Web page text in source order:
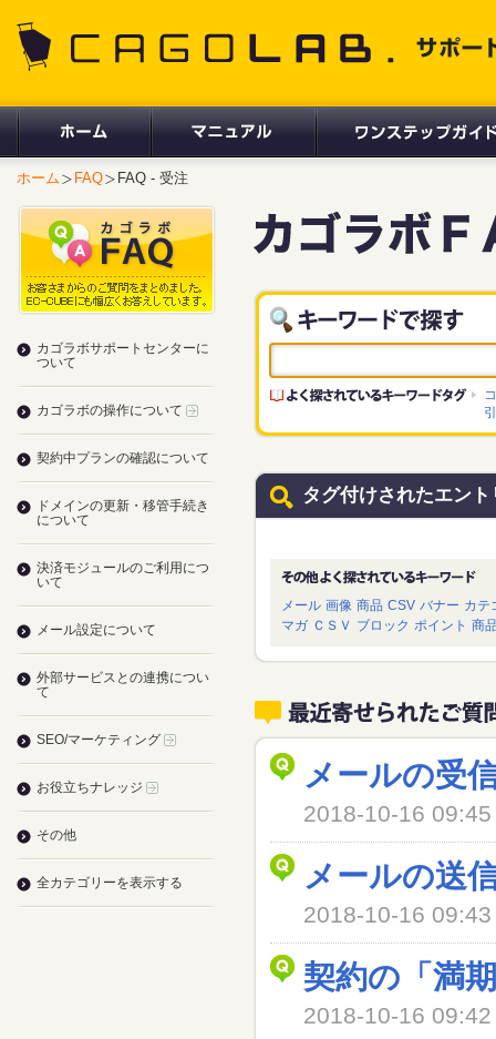
ホーム FAQ FAQ - 受注
タグ付けされたエント
メール 画像 商品 CSV バナー カテ
マガ ＣＳＶ ブロック ポイント 商
メールの受
2018-10-16
メールの送
2018-10-16
契約の「満
2018-10-16
カゴラボサポートセンターに
ついて
カゴラボの操作について
契約中プランの確認について
ドメインの更新・移管手続き
について
決済モジュールのご利用につ
いて
メール設定について
外部サービスとの連携につい
て
SEO/マーケティング
お役立ちナレッジ
その他
全カテゴリーを表示する